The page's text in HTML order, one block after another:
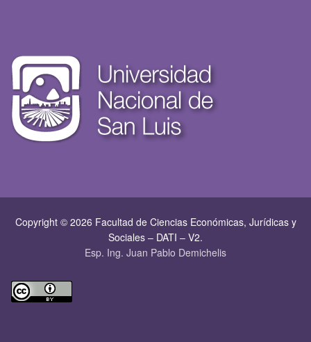
Copyright © 2026 Facultad de Ciencias Económicas, Jurí­dicas y
Sociales – DATI – V2.
Esp. Ing. Juan Pablo Demichelis